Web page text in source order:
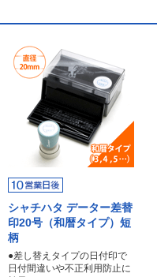
シャチハタ データー差替
印20号（和暦タイプ）短
柄
●差し替えタイプの日付印で
日付間違いや不正利用防止に